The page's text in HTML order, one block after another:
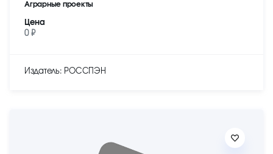
Аграрные проекты
Цена
0 ₽
Издатель: РОССПЭН